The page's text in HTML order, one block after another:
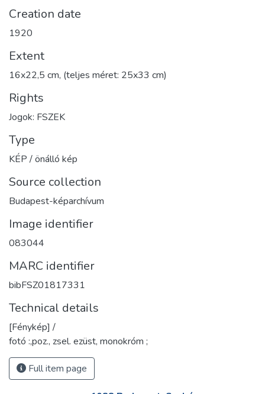
Creation date
1920
Extent
16x22,5 cm, (teljes méret: 25x33 cm)
Rights
Jogok: FSZEK
Type
KÉP / önálló kép
Source collection
Budapest-képarchívum
Image identifier
083044
MARC identifier
bibFSZ01817331
Technical details
[Fénykép] /
fotó :,poz., zsel. ezüst, monokróm ;
Full item page